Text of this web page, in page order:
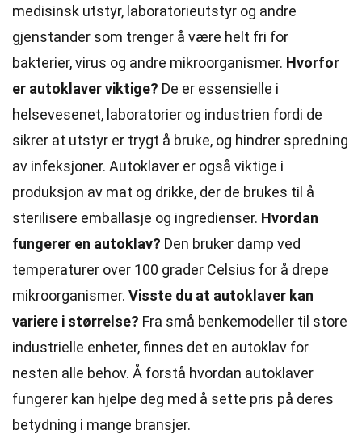
medisinsk utstyr, laboratorieutstyr og andre
gjenstander som trenger å være helt fri for
bakterier, virus og andre mikroorganismer. Hvorfor
er autoklaver viktige? De er essensielle i
helsevesenet, laboratorier og industrien fordi de
sikrer at utstyr er trygt å bruke, og hindrer spredning
av infeksjoner. Autoklaver er også viktige i
produksjon av mat og drikke, der de brukes til å
sterilisere emballasje og ingredienser. Hvordan
fungerer en autoklav? Den bruker damp ved
temperaturer over 100 grader Celsius for å drepe
mikroorganismer. Visste du at autoklaver kan
variere i størrelse? Fra små benkemodeller til store
industrielle enheter, finnes det en autoklav for
nesten alle behov. Å forstå hvordan autoklaver
fungerer kan hjelpe deg med å sette pris på deres
betydning i mange bransjer.